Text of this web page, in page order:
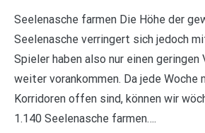
Seelenasche farmen Die Höhe der
Seelenasche verringert sich jedoch
Spieler haben also nur einen
weiter vorankommen. Da jede Woche
Korridoren offen sind, können wir
1.140 Seelenasche farmen….